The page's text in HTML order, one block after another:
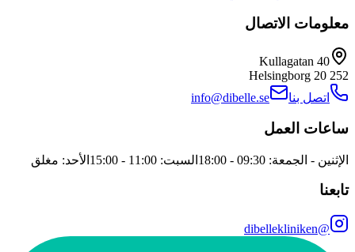
معلومات الاتصال
Kullagatan 40
252 20
Helsingborg
اتصل بنا
info@dibelle.se
ساعات العمل
الإثنين - الجمعة: 09:30 - 18:00 السبت: 11:00 - 15:00 الأحد: مغلق
تابعنا
@dibellekliniken